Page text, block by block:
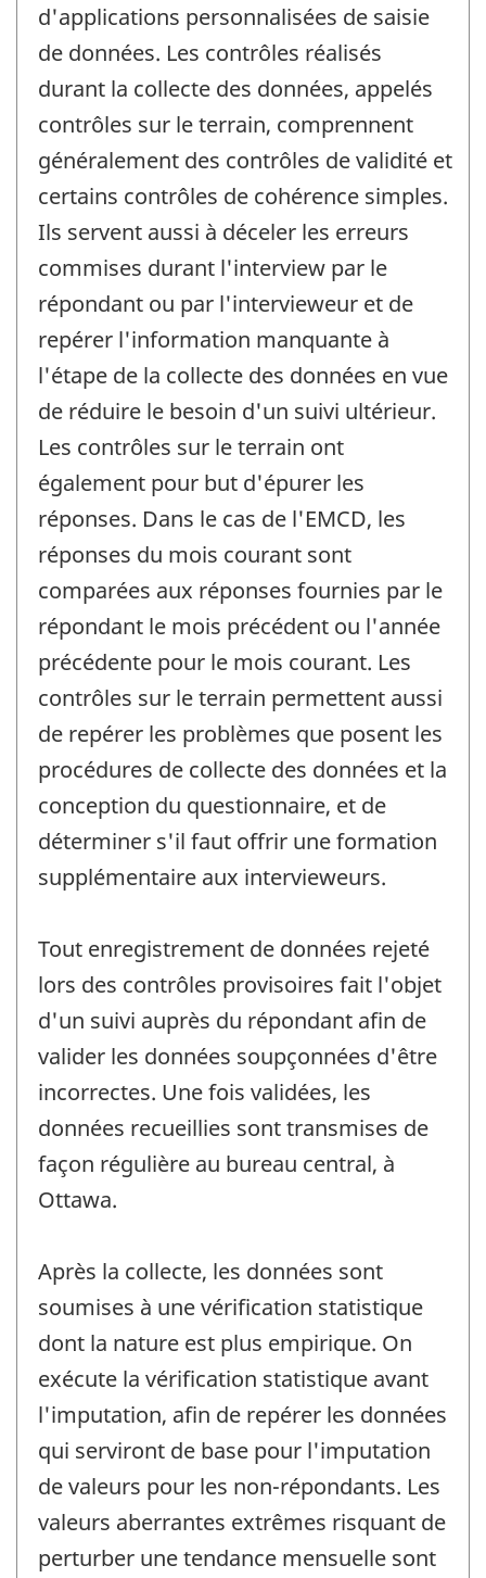
d'applications personnalisées de saisie
de données. Les contrôles réalisés
durant la collecte des données, appelés
contrôles sur le terrain, comprennent
généralement des contrôles de validité et
certains contrôles de cohérence simples.
Ils servent aussi à déceler les erreurs
commises durant l'interview par le
répondant ou par l'intervieweur et de
repérer l'information manquante à
l'étape de la collecte des données en vue
de réduire le besoin d'un suivi ultérieur.
Les contrôles sur le terrain ont
également pour but d'épurer les
réponses. Dans le cas de l'EMCD, les
réponses du mois courant sont
comparées aux réponses fournies par le
répondant le mois précédent ou l'année
précédente pour le mois courant. Les
contrôles sur le terrain permettent aussi
de repérer les problèmes que posent les
procédures de collecte des données et la
conception du questionnaire, et de
déterminer s'il faut offrir une formation
supplémentaire aux intervieweurs.
Tout enregistrement de données rejeté
lors des contrôles provisoires fait l'objet
d'un suivi auprès du répondant afin de
valider les données soupçonnées d'être
incorrectes. Une fois validées, les
données recueillies sont transmises de
façon régulière au bureau central, à
Ottawa.
Après la collecte, les données sont
soumises à une vérification statistique
dont la nature est plus empirique. On
exécute la vérification statistique avant
l'imputation, afin de repérer les données
qui serviront de base pour l'imputation
de valeurs pour les non-répondants. Les
valeurs aberrantes extrêmes risquant de
perturber une tendance mensuelle sont